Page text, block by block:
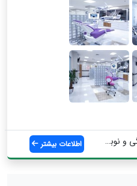
دهی... اطلاعات بیشتر